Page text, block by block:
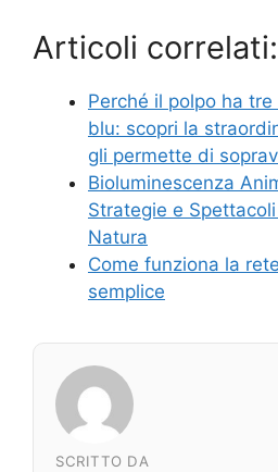
Articoli correlati:
Perché il polpo ha
blu: scopri la
gli permette di
Bioluminescenza
Strategie e
Natura
Come funziona la
semplice
SCRITTO DA